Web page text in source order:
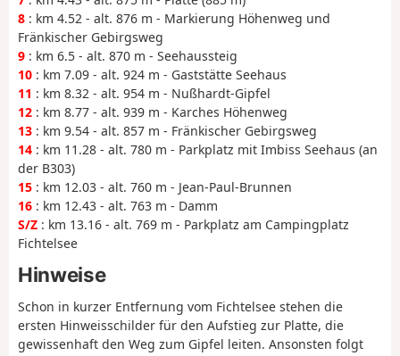
8 : km 4.52 - alt. 876 m - Markierung Höhenweg und
Fränkischer Gebirgsweg
9 : km 6.5 - alt. 870 m - Seehaussteig
10 : km 7.09 - alt. 924 m - Gaststätte Seehaus
11 : km 8.32 - alt. 954 m - Nußhardt-Gipfel
12 : km 8.77 - alt. 939 m - Karches Höhenweg
13 : km 9.54 - alt. 857 m - Fränkischer Gebirgsweg
14 : km 11.28 - alt. 780 m - Parkplatz mit Imbiss Seehaus (an
der B303)
15 : km 12.03 - alt. 760 m - Jean-Paul-Brunnen
16 : km 12.43 - alt. 763 m - Damm
S/Z : km 13.16 - alt. 769 m - Parkplatz am Campingplatz
Fichtelsee
Hinweise
Schon in kurzer Entfernung vom Fichtelsee stehen die
ersten Hinweisschilder für den Aufstieg zur Platte, die
gewissenhaft den Weg zum Gipfel leiten. Ansonsten folgt